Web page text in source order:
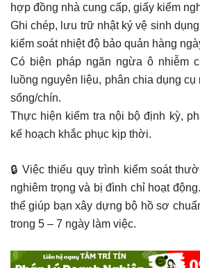
hợp đồng nhà cung cấp, giấy kiểm
Ghi chép, lưu trữ nhật ký vệ sinh
kiểm soát nhiệt độ bảo quản hàng
Có biện pháp ngăn ngừa ô nhiễm
luồng nguyên liệu, phân chia dụng
sống/chín.
Thực hiện kiểm tra nội bộ định kỳ,
kế hoạch khắc phục kịp thời.
🔒 Việc thiếu quy trình kiểm soát
nghiêm trọng và bị đình chỉ hoạt
thể giúp bạn xây dựng bộ hồ sơ
trong 5 – 7 ngày làm việc.